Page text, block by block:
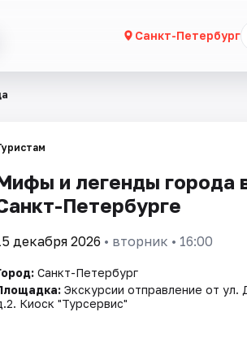
Санкт-Петербург
и легенды города
Петербурге
декабря 2026 • вторник • 16:00
Санкт-Петербург
Экскурсии отправление от ул.
Киоск "Турсервис"